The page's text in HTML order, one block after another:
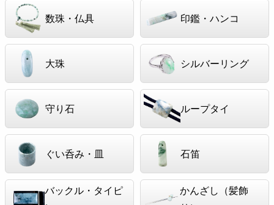
数珠・仏具 印鑑・ハンコ
大珠 シルバーリング
守り石 ループタイ
ぐい呑み・皿 石笛
バックル・タイピ
かんざし（髪飾